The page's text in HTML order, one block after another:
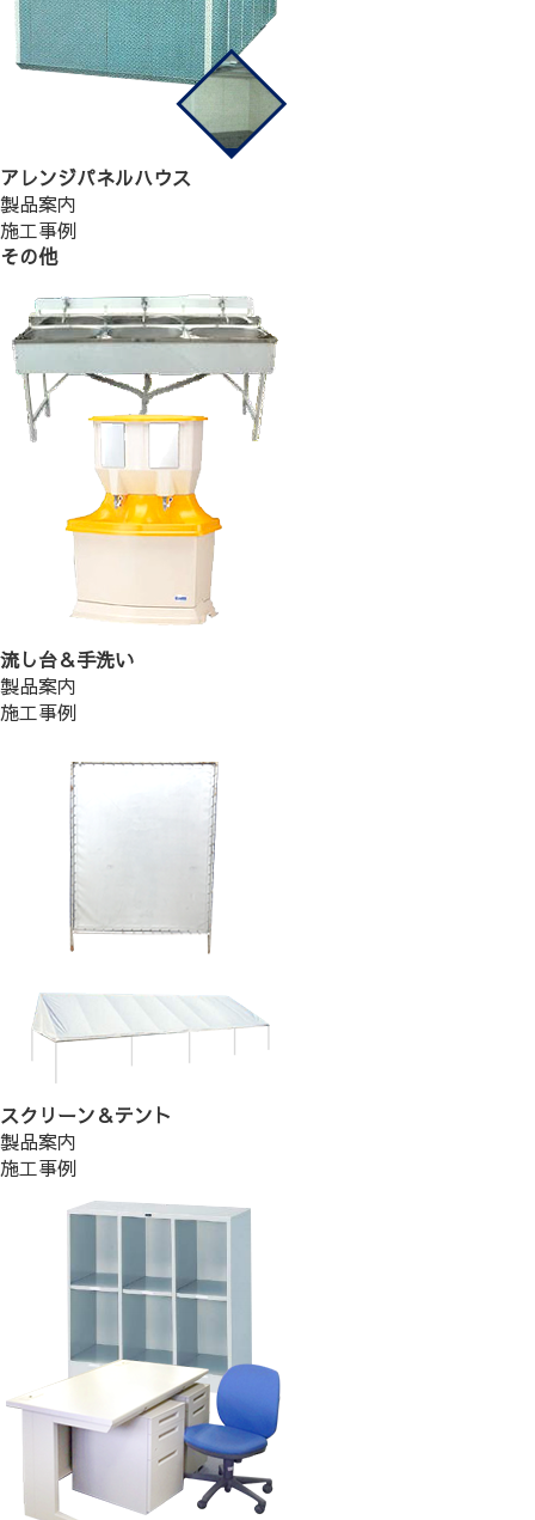
アレンジパネルハウス
製品案内
施工事例
その他
流し台＆手洗い
製品案内
施工事例
スクリーン＆テント
製品案内
施工事例